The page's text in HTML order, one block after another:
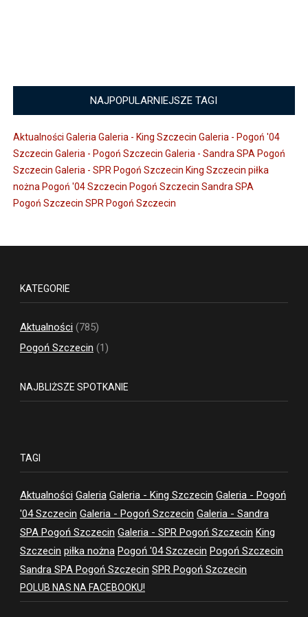
NAJPOPULARNIEJSZE TAGI
Aktualności Galeria Galeria - King Szczecin Galeria - Pogoń '04
Szczecin Galeria - Pogoń Szczecin Galeria - Sandra SPA Pogoń
Szczecin Galeria - SPR Pogoń Szczecin King Szczecin piłka
nożna Pogoń '04 Szczecin Pogoń Szczecin Sandra SPA
Pogoń Szczecin SPR Pogoń Szczecin
KATEGORIE
Aktualności (785)
Pogoń Szczecin (1)
NAJBLIŻSZE SPOTKANIE
TAGI
Aktualności Galeria Galeria - King Szczecin Galeria - Pogoń
'04 Szczecin Galeria - Pogoń Szczecin Galeria - Sandra
SPA Pogoń Szczecin Galeria - SPR Pogoń Szczecin King
Szczecin piłka nożna Pogoń '04 Szczecin Pogoń Szczecin
Sandra SPA Pogoń Szczecin SPR Pogoń Szczecin
POLUB NAS NA FACEBOOKU!